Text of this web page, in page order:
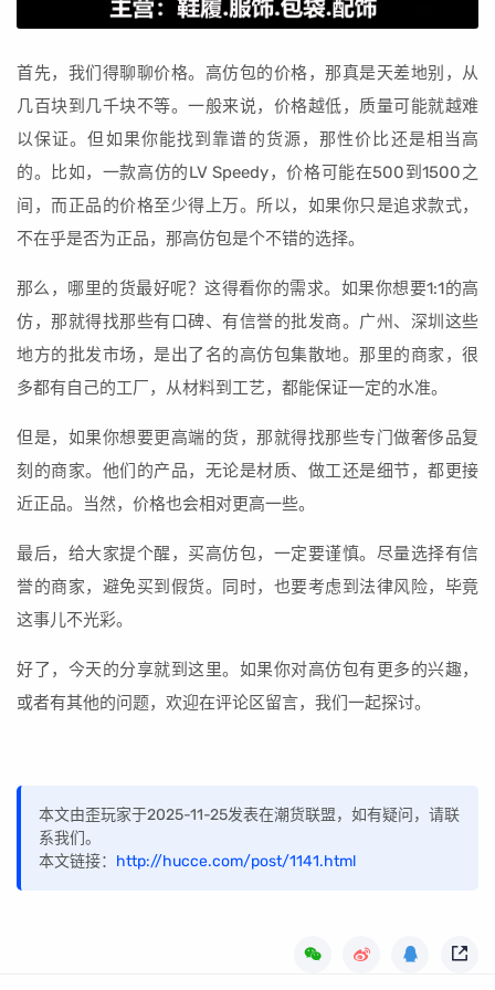
首先，我们得聊聊价格。高仿包的价格，那真是天差地别，从
几百块到几千块不等。一般来说，价格越低，质量可能就越难
以保证。但如果你能找到靠谱的货源，那性价比还是相当高
的。比如，一款高仿的LV Speedy，价格可能在500到1500之
间，而正品的价格至少得上万。所以，如果你只是追求款式，
不在乎是否为正品，那高仿包是个不错的选择。
那么，哪里的货最好呢？这得看你的需求。如果你想要1:1的高
仿，那就得找那些有口碑、有信誉的批发商。广州、深圳这些
地方的批发市场，是出了名的高仿包集散地。那里的商家，很
多都有自己的工厂，从材料到工艺，都能保证一定的水准。
但是，如果你想要更高端的货，那就得找那些专门做奢侈品复
刻的商家。他们的产品，无论是材质、做工还是细节，都更接
近正品。当然，价格也会相对更高一些。
最后，给大家提个醒，买高仿包，一定要谨慎。尽量选择有信
誉的商家，避免买到假货。同时，也要考虑到法律风险，毕竟
这事儿不光彩。
好了，今天的分享就到这里。如果你对高仿包有更多的兴趣，
或者有其他的问题，欢迎在评论区留言，我们一起探讨。
本文由歪玩家于2025-11-25发表在潮货联盟，如有疑问，请联
系我们。
本文链接： http://hucce.com/post/1141.html